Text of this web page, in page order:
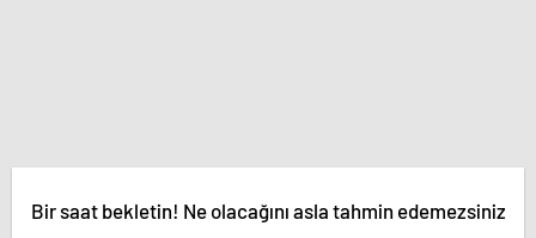
Bir saat bekletin! Ne olacağını asla tahmin edemezsiniz